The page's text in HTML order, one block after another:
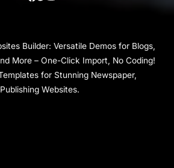
Builder: Versatile Demos for Blogs,
More – One-Click Import, No Coding!
for Stunning Newspaper,
Websites.